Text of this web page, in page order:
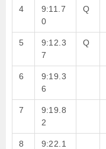
4
9:11.7
0
Q
5
9:12.3
7
Q
6
9:19.3
6
7
9:19.8
2
8
9:22.1